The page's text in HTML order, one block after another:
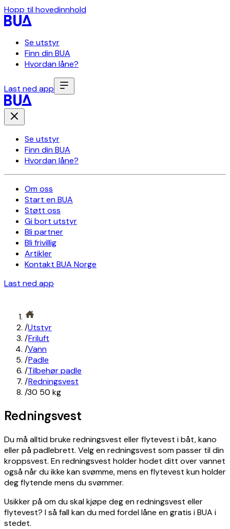
Hopp til hovedinnhold
Se utstyr
Finn din BUA
Hvordan låne?
Last ned app
Se utstyr
Finn din BUA
Hvordan låne?
Om oss
Start en BUA
Støtt oss
Gi bort utstyr
Bli partner
Bli frivillig
Artikler
Kontakt BUA Norge
Last ned app
/Utstyr
/Friluft
/Vann
/Padle
/Tilbehør padle
/Redningsvest
/30 50 kg
Redningsvest
Du må alltid bruke redningsvest eller flytevest i båt, kano
eller på padlebrett. Velg en redningsvest som passer til din
kroppsvest. En redningsvest holder hodet ditt over vannet
også når du ikke kan svømme, mens en flytevest kun holder
deg flytende mens du svømmer.
Usikker på om du skal kjøpe deg en redningsvest eller
flytevest? I så fall kan du med fordel låne en gratis i BUA i
stedet.